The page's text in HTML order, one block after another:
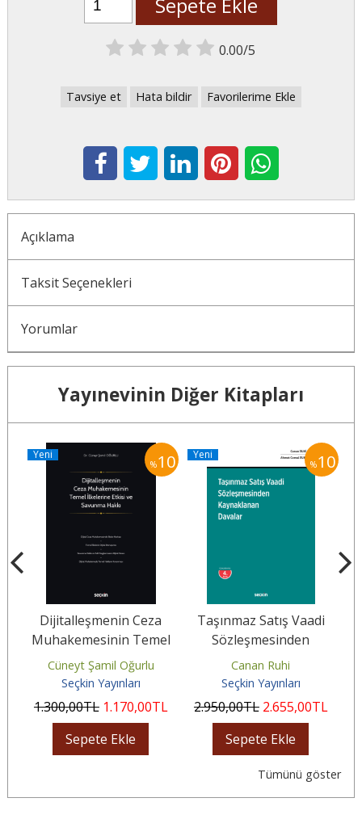
Sepete Ekle
0.00/5
Tavsiye et Hata bildir Favorilerime Ekle
Açıklama
Taksit Seçenekleri
Yorumlar
Yayınevinin Diğer Kitapları
%10
Yeni
Dijitalleşmenin Ceza
Muhakemesinin Temel
İlkelerine Etkisi ve
Savunma Hakkı
Cüneyt Şamil Oğurlu
Seçkin Yayınları
1.300,00TL 1.170,00TL
Sepete Ekle
%10
Yeni
Taşınmaz Satış Vaadi
Sözleşmesinden
Kaynaklanan Davalar
Canan Ruhi
Seçkin Yayınları
2.950,00TL 2.655,00TL
Sepete Ekle
Tümünü göster